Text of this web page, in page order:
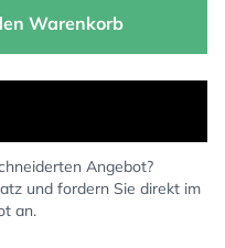
Warenkorb
Angebot?
und fordern Sie direkt im
an.